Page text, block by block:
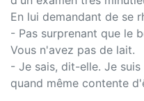
En lui demandant de se
- Pas surprenant que le
Vous n'avez pas de lait.
- Je sais, dit-elle. Je
quand même contente